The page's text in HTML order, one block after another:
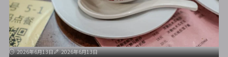
2026年6月13日 2026年6月13日